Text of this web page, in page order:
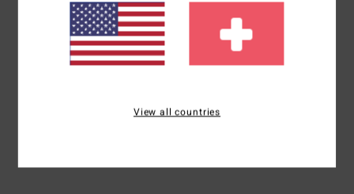
Innennähte:Verstärktes Melco-Punktband
Kleber: Aqua Alpha auf Wasserbasis
Zusammensetzung[Hauptstoff] 87 % recycelter
View all countries